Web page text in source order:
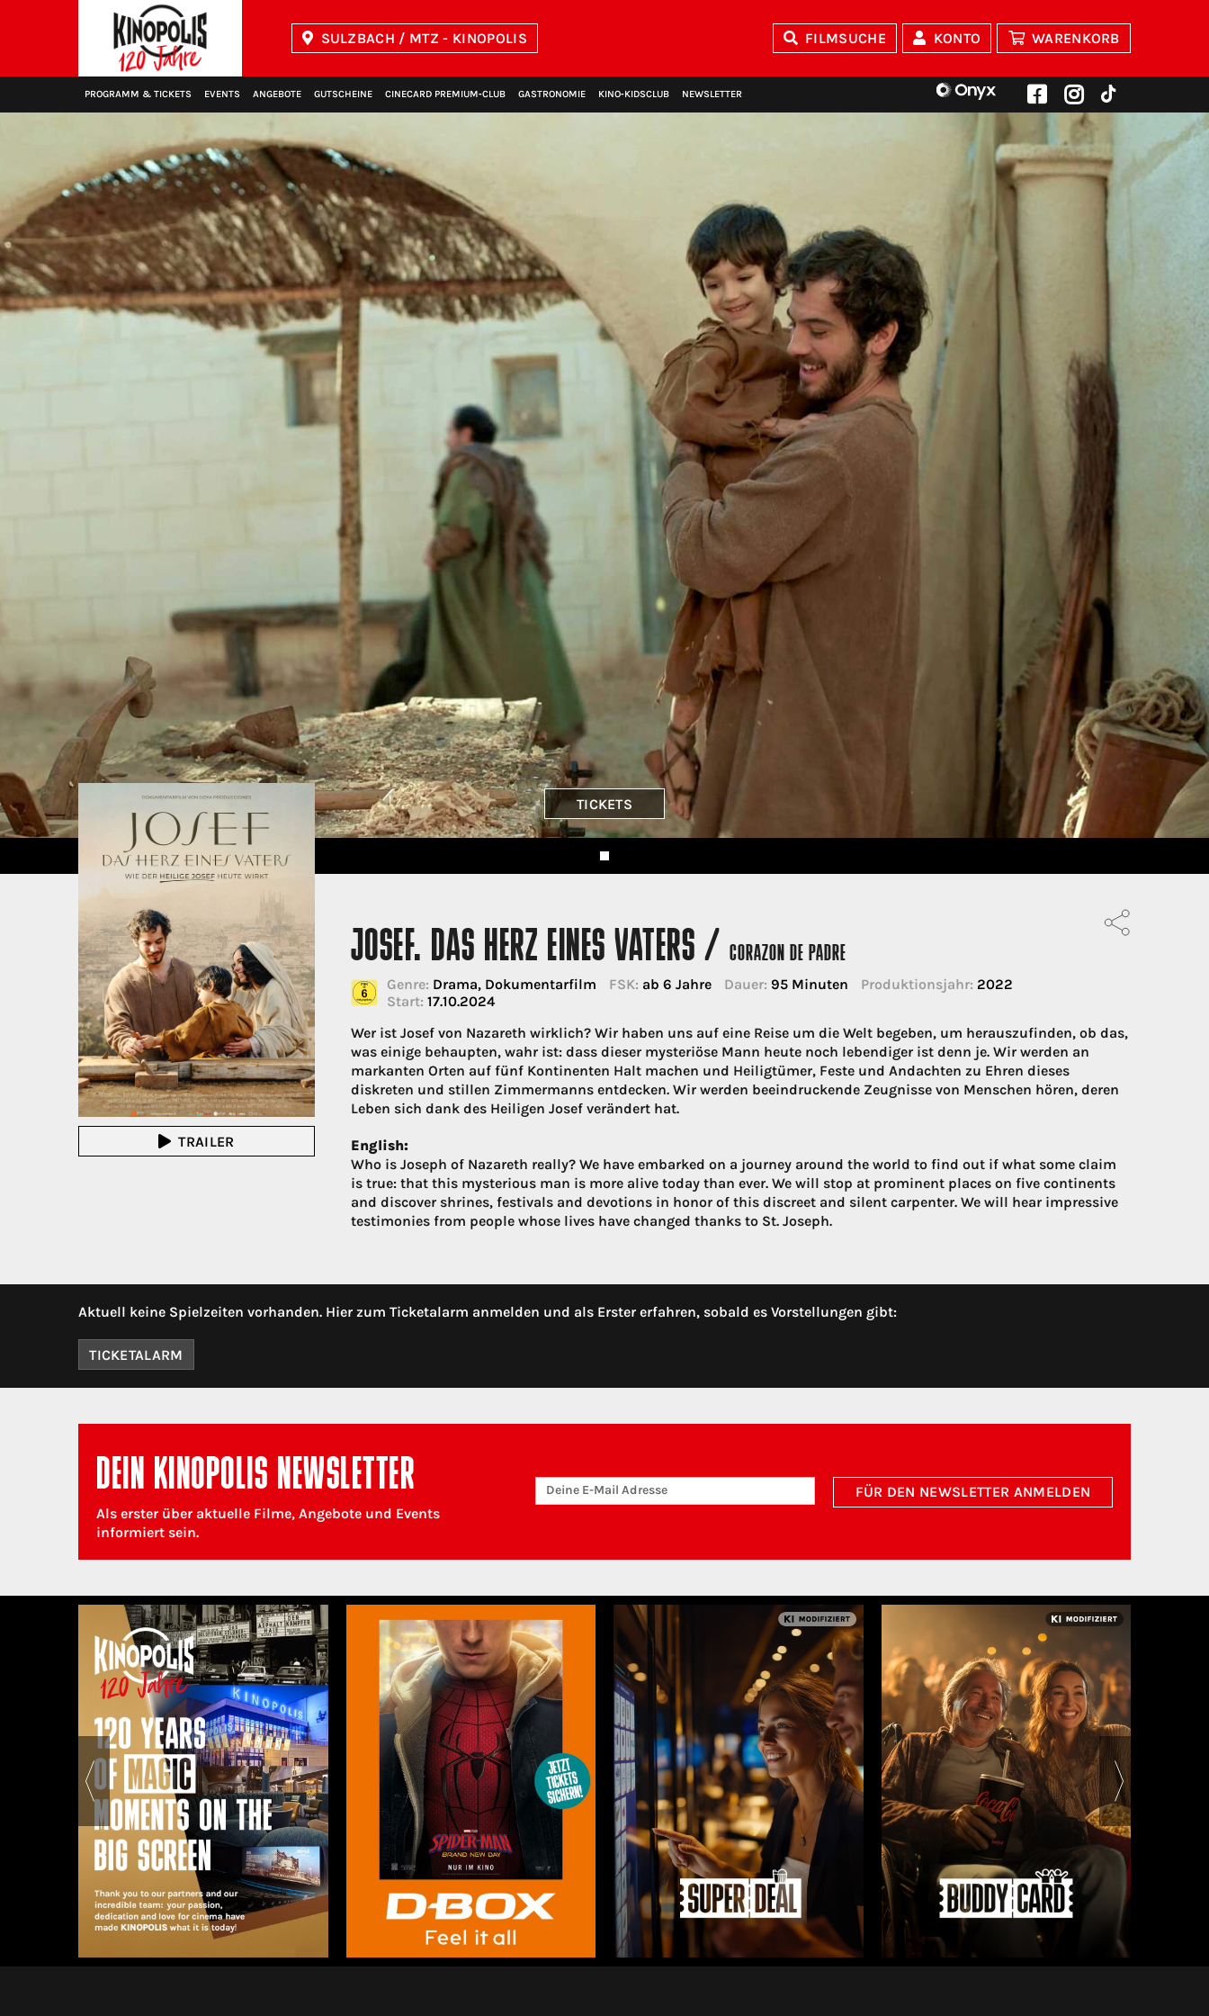
SULZBACH / MTZ - KINOPOLIS FILMSUCHE KONTO WARENKORB
PROGRAMM & TICKETS EVENTS ANGEBOTE GUTSCHEINE CINECARD PREMIUM‑CLUB GASTRONOMIE KINO‑KIDSCLUB NEWSLETTER
TICKETS
TRAILER
JOSEF. DAS HERZ EINES VATERS /CORAZON DE PADRE
Genre: Drama, Dokumentarfilm FSK: ab 6 Jahre Dauer: 95 Minuten Produktionsjahr: 2022
Start: 17.10.2024
Wer ist Josef von Nazareth wirklich? Wir haben uns auf eine Reise um die Welt begeben, um herauszufinden, ob das,
was einige behaupten, wahr ist: dass dieser mysteriöse Mann heute noch lebendiger ist denn je. Wir werden an
markanten Orten auf fünf Kontinenten Halt machen und Heiligtümer, Feste und Andachten zu Ehren dieses
diskreten und stillen Zimmermanns entdecken. Wir werden beeindruckende Zeugnisse von Menschen hören, deren
Leben sich dank des Heiligen Josef verändert hat.
English:
Who is Joseph of Nazareth really? We have embarked on a journey around the world to find out if what some claim
is true: that this mysterious man is more alive today than ever. We will stop at prominent places on five continents
and discover shrines, festivals and devotions in honor of this discreet and silent carpenter. We will hear impressive
testimonies from people whose lives have changed thanks to St. Joseph.
Aktuell keine Spielzeiten vorhanden. Hier zum Ticketalarm anmelden und als Erster erfahren, sobald es Vorstellungen gibt:
TICKETALARM
DEIN KINOPOLIS NEWSLETTER
Als erster über aktuelle Filme, Angebote und Events
informiert sein.
FÜR DEN NEWSLETTER ANMELDEN